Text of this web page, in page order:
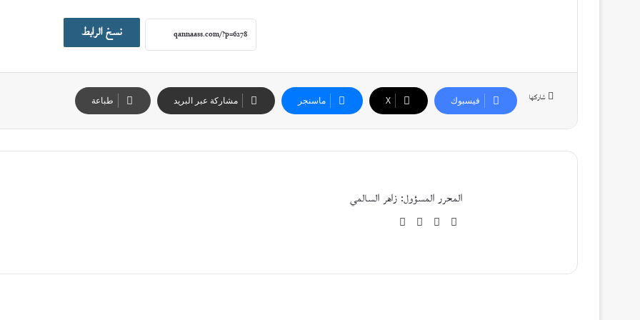
نسخ الرابط
شاركها فيسبوك ‫X ماسنجر مشاركة عبر البريد طباعة
المحرر المسؤول: زاهر السالمي
موقع
فيسبوك‫X